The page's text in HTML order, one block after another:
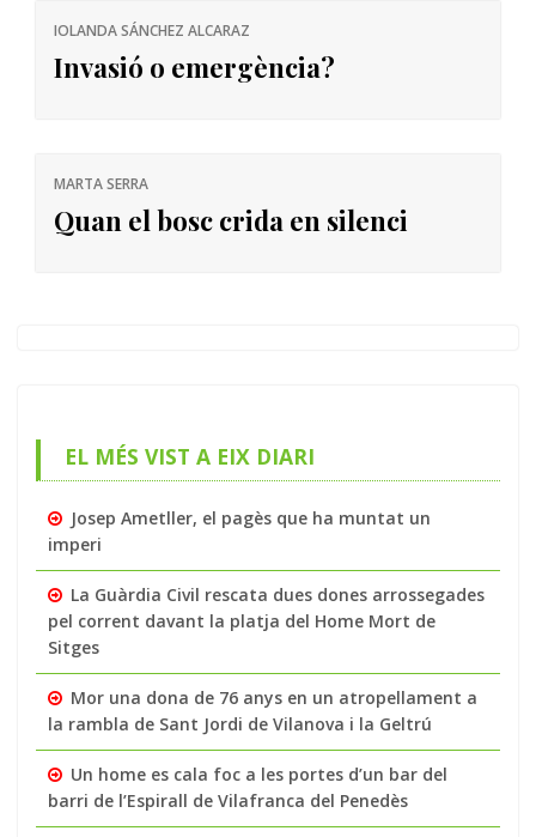
IOLANDA SÁNCHEZ ALCARAZ
Invasió o emergència?
MARTA SERRA
Quan el bosc crida en silenci
EL MÉS VIST A EIX DIARI
Josep Ametller, el pagès que ha muntat un
imperi
La Guàrdia Civil rescata dues dones arrossegades
pel corrent davant la platja del Home Mort de
Sitges
Mor una dona de 76 anys en un atropellament a
la rambla de Sant Jordi de Vilanova i la Geltrú
Un home es cala foc a les portes d’un bar del
barri de l’Espirall de Vilafranca del Penedès